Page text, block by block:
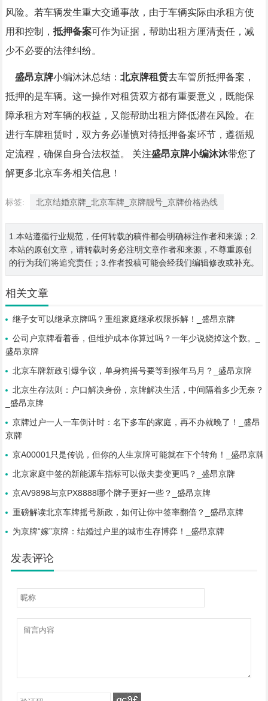
风险。若车辆发生重大交通事故，由于车辆实际由承租方使
用和控制， 抵押备案可作为证据，帮助出租方厘清责任，减
少不必要的法律纠纷。
盛昂京牌小编沐沐总结： 北京牌租赁去车管所抵押备案，
抵押的是车辆。这一操作对租赁双方都有重要意义，既能保
障承租方对车辆的权益，又能帮助出租方降低潜在风险。在
进行车牌租赁时，双方务必谨慎对待抵押备案环节，遵循规
定流程，确保自身合法权益。 关注盛昂京牌小编沐沐带您了
解更多北京车务相关信息！
标签: 北京结婚京牌_北京车牌_京牌靓号_京牌价格热线
1.本站遵循行业规范，任何转载的稿件都会明确标注作者和来源；2.
本站的原创文章，请转载时务必注明文章作者和来源，不尊重原创
的行为我们将追究责任；3.作者投稿可能会经我们编辑修改或补充。
相关文章
继子女可以继承京牌吗？重组家庭继承权限拆解！_盛昂京牌
公司户京牌看着香，但维护成本你算过吗？一年少说烧掉这个数。_
盛昂京牌
北京车牌新政引爆争议，单身狗摇号要等到猴年马月？_盛昂京牌
北京生存法则：户口解决身份，京牌解决生活，中间隔着多少无奈？
_盛昂京牌
京牌过户一人一车倒计时：名下多车的家庭，再不办就晚了！_盛昂
京牌
京A00001只是传说，但你的人生京牌可能就在下个转角！_盛昂京牌
北京家庭中签的新能源车指标可以做夫妻变更吗？_盛昂京牌
京AV9898与京PX8888哪个牌子更好一些？_盛昂京牌
重磅解读北京车牌摇号新政，如何让你中签率翻倍？_盛昂京牌
为京牌“嫁”京牌：结婚过户里的城市生存博弈！_盛昂京牌
发表评论